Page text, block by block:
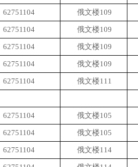
62751104 俄文楼109
62751104 俄文楼109
62751104 俄文楼109
62751104 俄文楼109
62751104 俄文楼111
62751104 俄文楼105
62751104 俄文楼105
62751104 俄文楼114